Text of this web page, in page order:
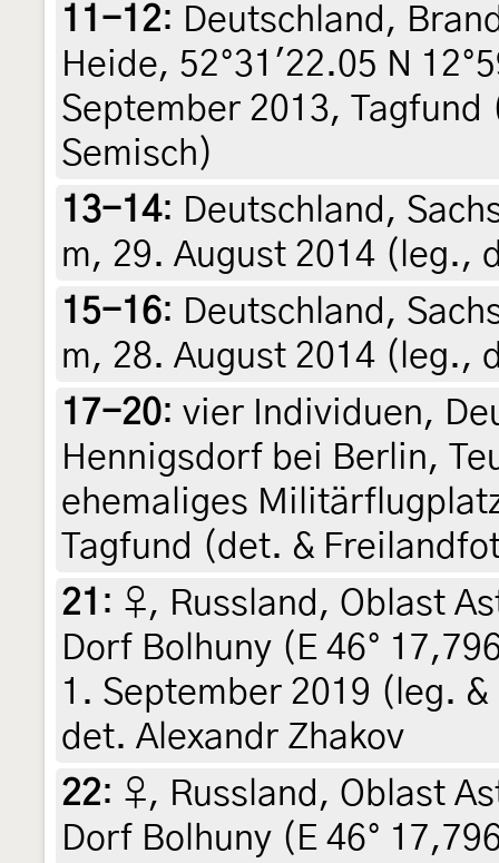
11-12: Deutschland,
Heide, 52°31'22.05 N
September 2013,
Semisch)
13-14: Deutschland,
m, 29. August 2014 (leg.,
15-16: Deutschland,
m, 28. August 2014 (leg.,
17-20: vier Individuen,
Hennigsdorf bei Berlin,
ehemaliges
Tagfund (det. &
21 : ♀, Russland, Oblast
Dorf Bolhuny (E 46°
1. September 2019 (leg.
det. Alexandr Zhakov
22: ♀, Russland, Oblast
Dorf Bolhuny (E 46°